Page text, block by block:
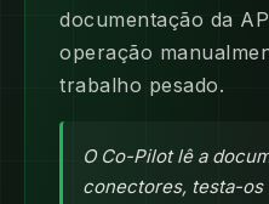
documentação da
operação
trabalho pesado.
O Co-Pilot lê a
conectores, testa-os